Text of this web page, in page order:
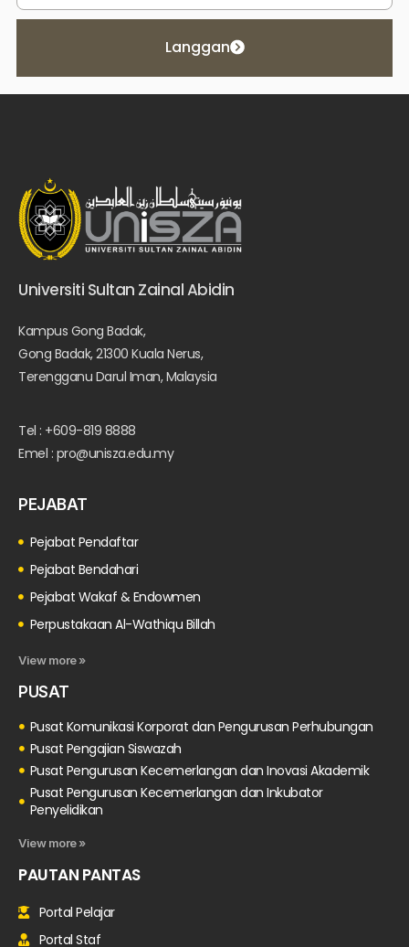
Langgan
Universiti Sultan Zainal Abidin
Kampus Gong Badak,
Gong Badak, 21300 Kuala Nerus,
Terengganu Darul Iman, Malaysia
Tel : +609-819 8888
Emel : pro@unisza.edu.my
PEJABAT
Pejabat Pendaftar
Pejabat Bendahari
Pejabat Wakaf & Endowmen
Perpustakaan Al-Wathiqu Billah
View more »
PUSAT
Pusat Komunikasi Korporat dan Pengurusan Perhubungan
Pusat Pengajian Siswazah
Pusat Pengurusan Kecemerlangan dan Inovasi Akademik
Pusat Pengurusan Kecemerlangan dan Inkubator
Penyelidikan
View more »
PAUTAN PANTAS
Portal Pelajar
Portal Staf